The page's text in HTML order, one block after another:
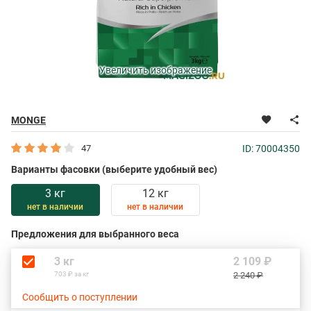
MONGE
Увеличить изображение
47
ID: 70004350
Варианты фасовки (выберите удобный вес)
3 кг
нет в наличии
12 кг
нет в наличии
Предложения для выбранного веса
3 кг
703 ₽ за кг
2 109 ₽
2 240 ₽
Сообщить о поступлении